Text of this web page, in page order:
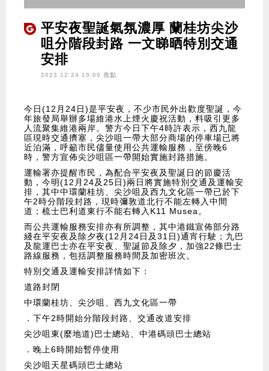
平安夜聖誕氣氛濃厚 蘭桂坊尖沙
咀分階段封路 一文睇晒特別交通
安排
2023.12.24 19:00 焦點
今日(12月24日)是平安夜，不少市民外出歡度聖誕，今
年旅發局舉辦多場維港水上煙火慶祝活動，料吸引更多
人流聚集維港兩岸。警方今日下午4時許表示，西九龍
區現時交通擠塞，尖沙咀一帶大部分商場的停車場已將
近泊滿，呼籲市民儘量使用公共運輸服務，至傍晚6
時，警方宣佈尖沙咀區一帶開始實施封路措施。
運輸署亦提醒市民，為配合平安夜及聖誕日的節慶活
動，今明(12月24及25日)兩日將實施特別交通及運輸安
排，其中中環蘭桂坊、尖沙咀及西九文化區一帶已於下
午2時分階段封路，現時彌敦道北行不能左轉入中間
道；梳士巴利道東行不能右轉入K11 Musea。
而公共運輸服務安排亦有所調整，其中港鐵宣佈部分路
綫在平安夜及除夕夜(12月24日及31日)通宵行駛；九巴
及龍運巴士亦在平安夜、聖誕節及除夕，加強22條巴士
路線服務，包括調整服務時間及加密班次。
特別交通及運輸安排詳情如下：
道路封閉
中環蘭桂坊、尖沙咀、西九文化區一帶
．下午2時開始分階段封路、交通改道安排
尖沙咀東(麼地道)巴士總站、中港碼頭巴士總站
．晚上6時開始暫停使用
尖沙咀天星碼頭巴士總站